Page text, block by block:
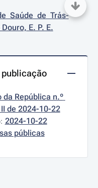
Saúde de Trás-
E. P. E.
publicação
da República n.º
de 2024-10-22
2024-10-22
públicas